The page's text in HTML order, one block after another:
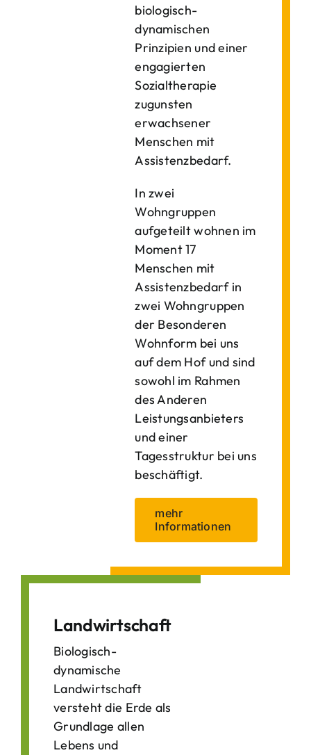
biologisch-
dynamischen
Prinzipien und einer
engagierten
Sozialtherapie
zugunsten
erwachsener
Menschen mit
Assistenzbedarf.
In zwei
Wohngruppen
aufgeteilt wohnen im
Moment 17
Menschen mit
Assistenzbedarf in
zwei Wohngruppen
der Besonderen
Wohnform bei uns
auf dem Hof und sind
sowohl im Rahmen
des Anderen
Leistungsanbieters
und einer
Tagesstruktur bei uns
beschäftigt.
mehr
Informationen
Landwirtschaft
Biologisch-
dynamische
Landwirtschaft
versteht die Erde als
Grundlage allen
Lebens und